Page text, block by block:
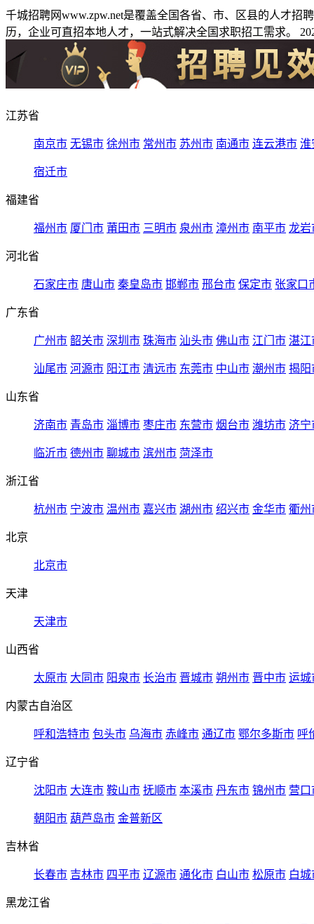
千城招聘网www.zpw.net是覆盖全国各省、市、区县的人才
历，企业可直招本地人才，一站式解决全国求职招工需求。
江苏省
南京市 无锡市 徐州市 常州市 苏州市 南通市 连云港市 淮
宿迁市
福建省
福州市 厦门市 莆田市 三明市 泉州市 漳州市 南平市 龙岩
河北省
石家庄市 唐山市 秦皇岛市 邯郸市 邢台市 保定市 张家口
广东省
广州市 韶关市 深圳市 珠海市 汕头市 佛山市 江门市 湛江
汕尾市 河源市 阳江市 清远市 东莞市 中山市 潮州市 揭阳
山东省
济南市 青岛市 淄博市 枣庄市 东营市 烟台市 潍坊市 济宁
临沂市 德州市 聊城市 滨州市 菏泽市
浙江省
杭州市 宁波市 温州市 嘉兴市 湖州市 绍兴市 金华市 衢州
北京
北京市
天津
天津市
山西省
太原市 大同市 阳泉市 长治市 晋城市 朔州市 晋中市 运城
内蒙古自治区
呼和浩特市 包头市 乌海市 赤峰市 通辽市 鄂尔多斯市 呼
辽宁省
沈阳市 大连市 鞍山市 抚顺市 本溪市 丹东市 锦州市 营口
朝阳市 葫芦岛市 金普新区
吉林省
长春市 吉林市 四平市 辽源市 通化市 白山市 松原市 白城
黑龙江省